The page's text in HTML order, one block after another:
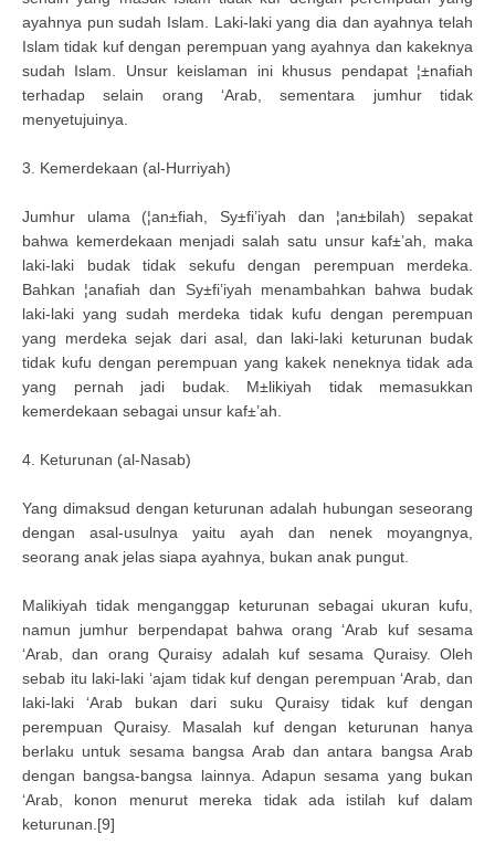
ayahnya pun sudah Islam. Laki-laki yang dia dan ayahnya telah
Islam tidak kuf dengan perempuan yang ayahnya dan kakeknya
sudah Islam. Unsur keislaman ini khusus pendapat ¦±nafiah
terhadap selain orang ‘Arab, sementara jumhur tidak
menyetujuinya.
3. Kemerdekaan (al-Hurriyah)
Jumhur ulama (¦an±fiah, Sy±fi’iyah dan ¦an±bilah) sepakat
bahwa kemerdekaan menjadi salah satu unsur kaf±’ah, maka
laki-laki budak tidak sekufu dengan perempuan merdeka.
Bahkan ¦anafiah dan Sy±fi’iyah menambahkan bahwa budak
laki-laki yang sudah merdeka tidak kufu dengan perempuan
yang merdeka sejak dari asal, dan laki-laki keturunan budak
tidak kufu dengan perempuan yang kakek neneknya tidak ada
yang pernah jadi budak. M±likiyah tidak memasukkan
kemerdekaan sebagai unsur kaf±’ah.
4. Keturunan (al-Nasab)
Yang dimaksud dengan keturunan adalah hubungan seseorang
dengan asal-usulnya yaitu ayah dan nenek moyangnya,
seorang anak jelas siapa ayahnya, bukan anak pungut.
Malikiyah tidak menganggap keturunan sebagai ukuran kufu,
namun jumhur berpendapat bahwa orang ‘Arab kuf sesama
‘Arab, dan orang Quraisy adalah kuf sesama Quraisy. Oleh
sebab itu laki-laki ‘ajam tidak kuf dengan perempuan ‘Arab, dan
laki-laki ‘Arab bukan dari suku Quraisy tidak kuf dengan
perempuan Quraisy. Masalah kuf dengan keturunan hanya
berlaku untuk sesama bangsa Arab dan antara bangsa Arab
dengan bangsa-bangsa lainnya. Adapun sesama yang bukan
‘Arab, konon menurut mereka tidak ada istilah kuf dalam
keturunan.[9]